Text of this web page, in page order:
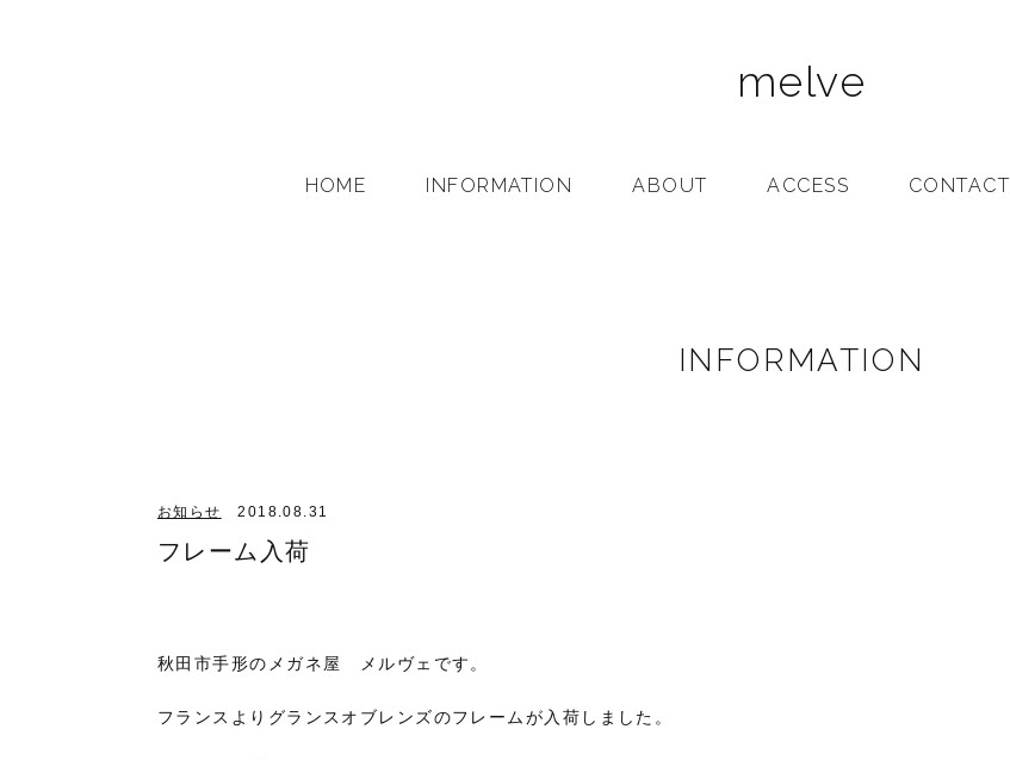
melve
HOME INFORMATION ABOUT ACCESS CONTACT
INFORMATION
お知らせ 2018.08.31
フレーム入荷
秋田市手形のメガネ屋 メルヴェです。
フランスよりグランスオブレンズのフレームが入荷しました。